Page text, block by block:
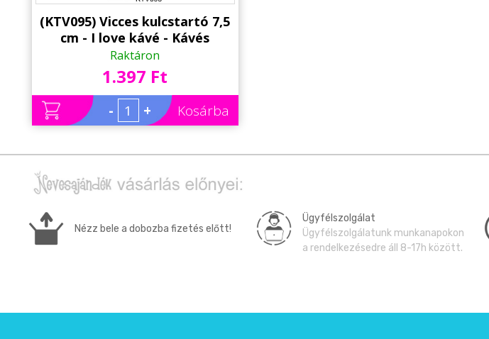
Ajándék Ötletek Férfiaknak
Családtagoknak
Party kellékek
Névnapi ajándékok
(KTV095) Vicces kulcstartó 7,5
cm - I love kávé - Kávés
Ajándékok
Raktáron
1.397 Ft
- + Kosárba
Nézz bele a dobozba fizetés előtt!
Ügyfélszolgálat
Ügyfélszolgálatunk munkanapokon
a rendelkezésedre áll 8-17h között.